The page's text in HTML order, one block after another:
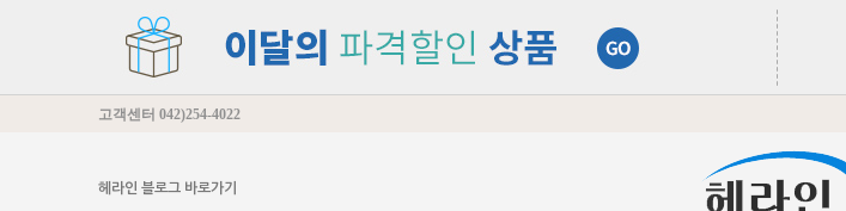
고객센터 042)254-4022
헤라인 블로그 바로가기